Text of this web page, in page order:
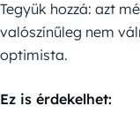
Tegyük hozzá: azt
valószínűleg nem
optimista.
Ez is érdekelhet: